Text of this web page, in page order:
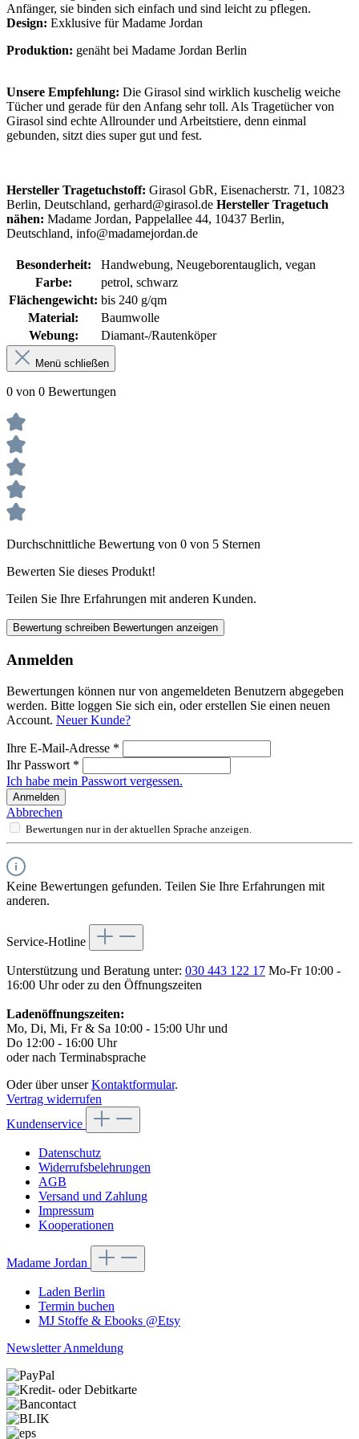
Anfänger, sie binden sich einfach und sind leicht zu pflegen.
Design: Exklusive für Madame Jordan
Produktion: genäht bei Madame Jordan Berlin
Unsere Empfehlung: Die Girasol sind wirklich kuschelig weiche
Tücher und gerade für den Anfang sehr toll. Als Tragetücher von
Girasol sind echte Allrounder und Arbeitstiere, denn einmal
gebunden, sitzt dies super gut und fest.
Hersteller Tragetuchstoff: Girasol GbR, Eisenacherstr. 71, 10823
Berlin, Deutschland, gerhard@girasol.de Hersteller Tragetuch
nähen: Madame Jordan, Pappelallee 44, 10437 Berlin,
Deutschland, info@madamejordan.de
Besonderheit:
Handwebung, Neugeborentauglich, vegan
Farbe:
petrol, schwarz
Flächengewicht: bis 240 g/qm
Material:
Baumwolle
Webung:
Diamant-/Rautenköper
Menü schließen
0 von 0 Bewertungen
Durchschnittliche Bewertung von 0 von 5 Sternen
Bewerten Sie dieses Produkt!
Teilen Sie Ihre Erfahrungen mit anderen Kunden.
Bewertung schreiben Bewertungen anzeigen
Anmelden
Bewertungen können nur von angemeldeten Benutzern abgegeben
werden. Bitte loggen Sie sich ein, oder erstellen Sie einen neuen
Account. Neuer Kunde?
Ihre E-Mail-Adresse *
Ihr Passwort *
Ich habe mein Passwort vergessen.
Anmelden
Abbrechen
Bewertungen nur in der aktuellen Sprache anzeigen.
Keine Bewertungen gefunden. Teilen Sie Ihre Erfahrungen mit
anderen.
Service-Hotline
Unterstützung und Beratung unter: 030 443 122 17 Mo-Fr 10:00 -
16:00 Uhr oder zu den Öffnungszeiten
Ladenöffnungszeiten:
Mo, Di, Mi, Fr & Sa 10:00 - 15:00 Uhr und
Do 12:00 - 16:00 Uhr
oder nach Terminabsprache
Oder über unserKontaktformular.
Vertrag widerrufen
Kundenservice
Datenschutz
Widerrufsbelehrungen
AGB
Versand und Zahlung
Impressum
Kooperationen
Madame Jordan
Laden Berlin
Termin buchen
MJ Stoffe & Ebooks @Etsy
Newsletter Anmeldung